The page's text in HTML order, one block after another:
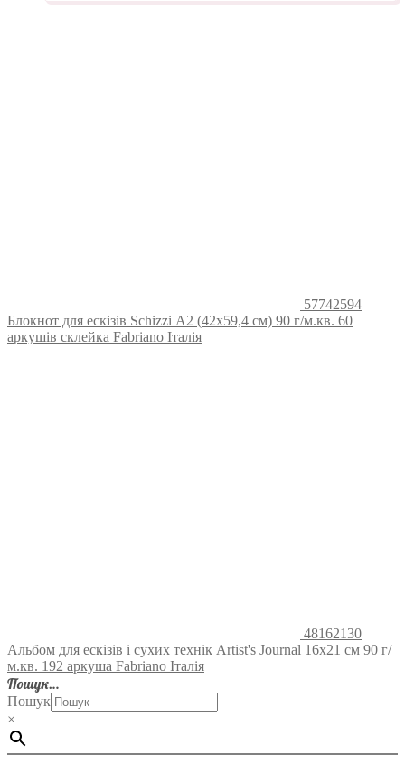
57742594
Блокнот для ескізів Schizzi А2 (42х59,4 см) 90 г/м.кв. 60
аркушів склейка Fabriano Італія
48162130
Альбом для ескізів і сухих технік Artist's Journal 16х21 см 90 г/
м.кв. 192 аркуша Fabriano Італія
Пошук…
Пошук
×